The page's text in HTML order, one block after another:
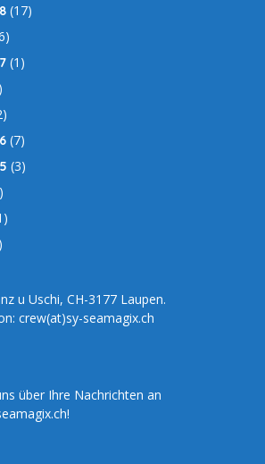
(17)
(1)
(7)
(3)
u Uschi, CH-3177 Laupen.
crew(at)sy-seamagix.ch
über Ihre Nachrichten an